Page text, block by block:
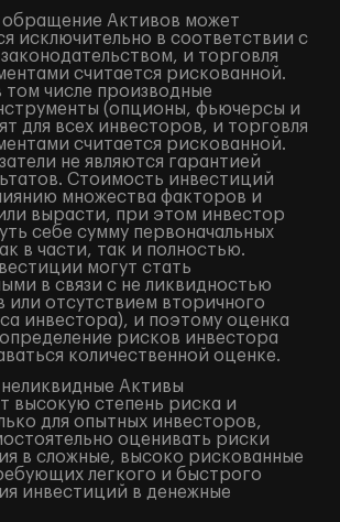
обращение Активов может
исключительно в соответствии с
и торговля
считается рискованной.
том числе производные
(опционы, фьючерсы и
для всех инвесторов, и торговля
считается рискованной.
не являются гарантией
Стоимость инвестиций
множества факторов и
вырасти, при этом инвестор
себе сумму первоначальных
в части, так и полностью.
могут стать
в связи с не ликвидностью
или отсутствием вторичного
инвестора), и поэтому оценка
рисков инвестора
количественной оценке.
Активы
высокую степень риска и
для опытных инвесторов,
оценивать риски
в сложные, высоко рискованные
легкого и быстрого
инвестиций в денежные